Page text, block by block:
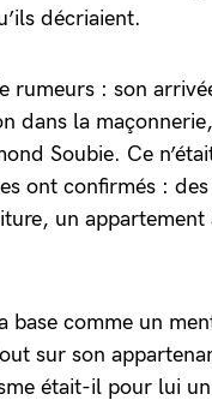
décriaient.
rumeurs : son
dans la
Soubie. Ce
ont confirmés :
un
base comme un
sur son
était-il pour lui